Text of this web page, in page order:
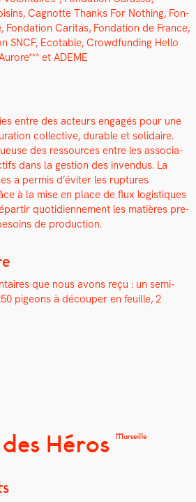
Cagnotte Thanks For Noth­ing, Fon­
Car­i­tas, Fon­da­tion de France,
SNCF, Ecotable, Crowd­fund­ing Hel­lo
et ADEME
entre des acteurs engagés pour une
col­lec­tive, durable et sol­idaire.
des ressources entre les asso­ci­a­
dans la ges­tion des inven­dus. La
a per­mis d’éviter les rup­tures
à la mise en place de flux logis­tiques
quo­ti­di­en­nement les matières pre­
de pro­duc­tion.
que nous avons reçu : un semi-
pigeons à découper en feuille, 2
Héros Marseille